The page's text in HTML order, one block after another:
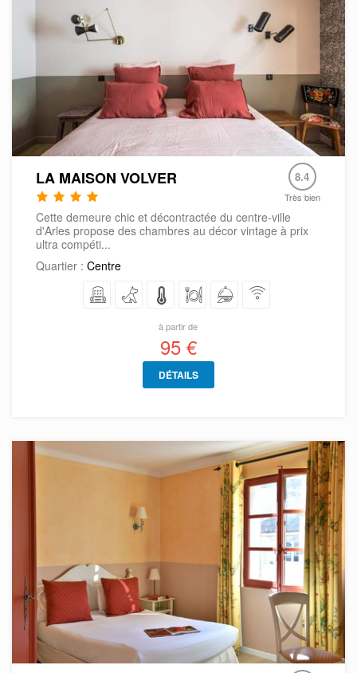
LA MAISON VOLVER 8.4
Très bien
Cette demeure chic et décontractée du centre-ville
d'Arles propose des chambres au décor vintage à prix
ultra compéti...
Quartier : Centre
à partir de
95 €
DÉTAILS